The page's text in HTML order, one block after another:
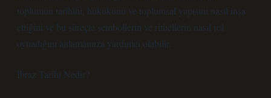
toplumun tarihini, hukukunu ve toplumsal yapısını nasıl inşa
ettiğini ve bu süreçte sembollerin ve ritüellerin nasıl rol
oynadığını anlamamıza yardımcı olabilir.
İbraz Tarihi Nedir?